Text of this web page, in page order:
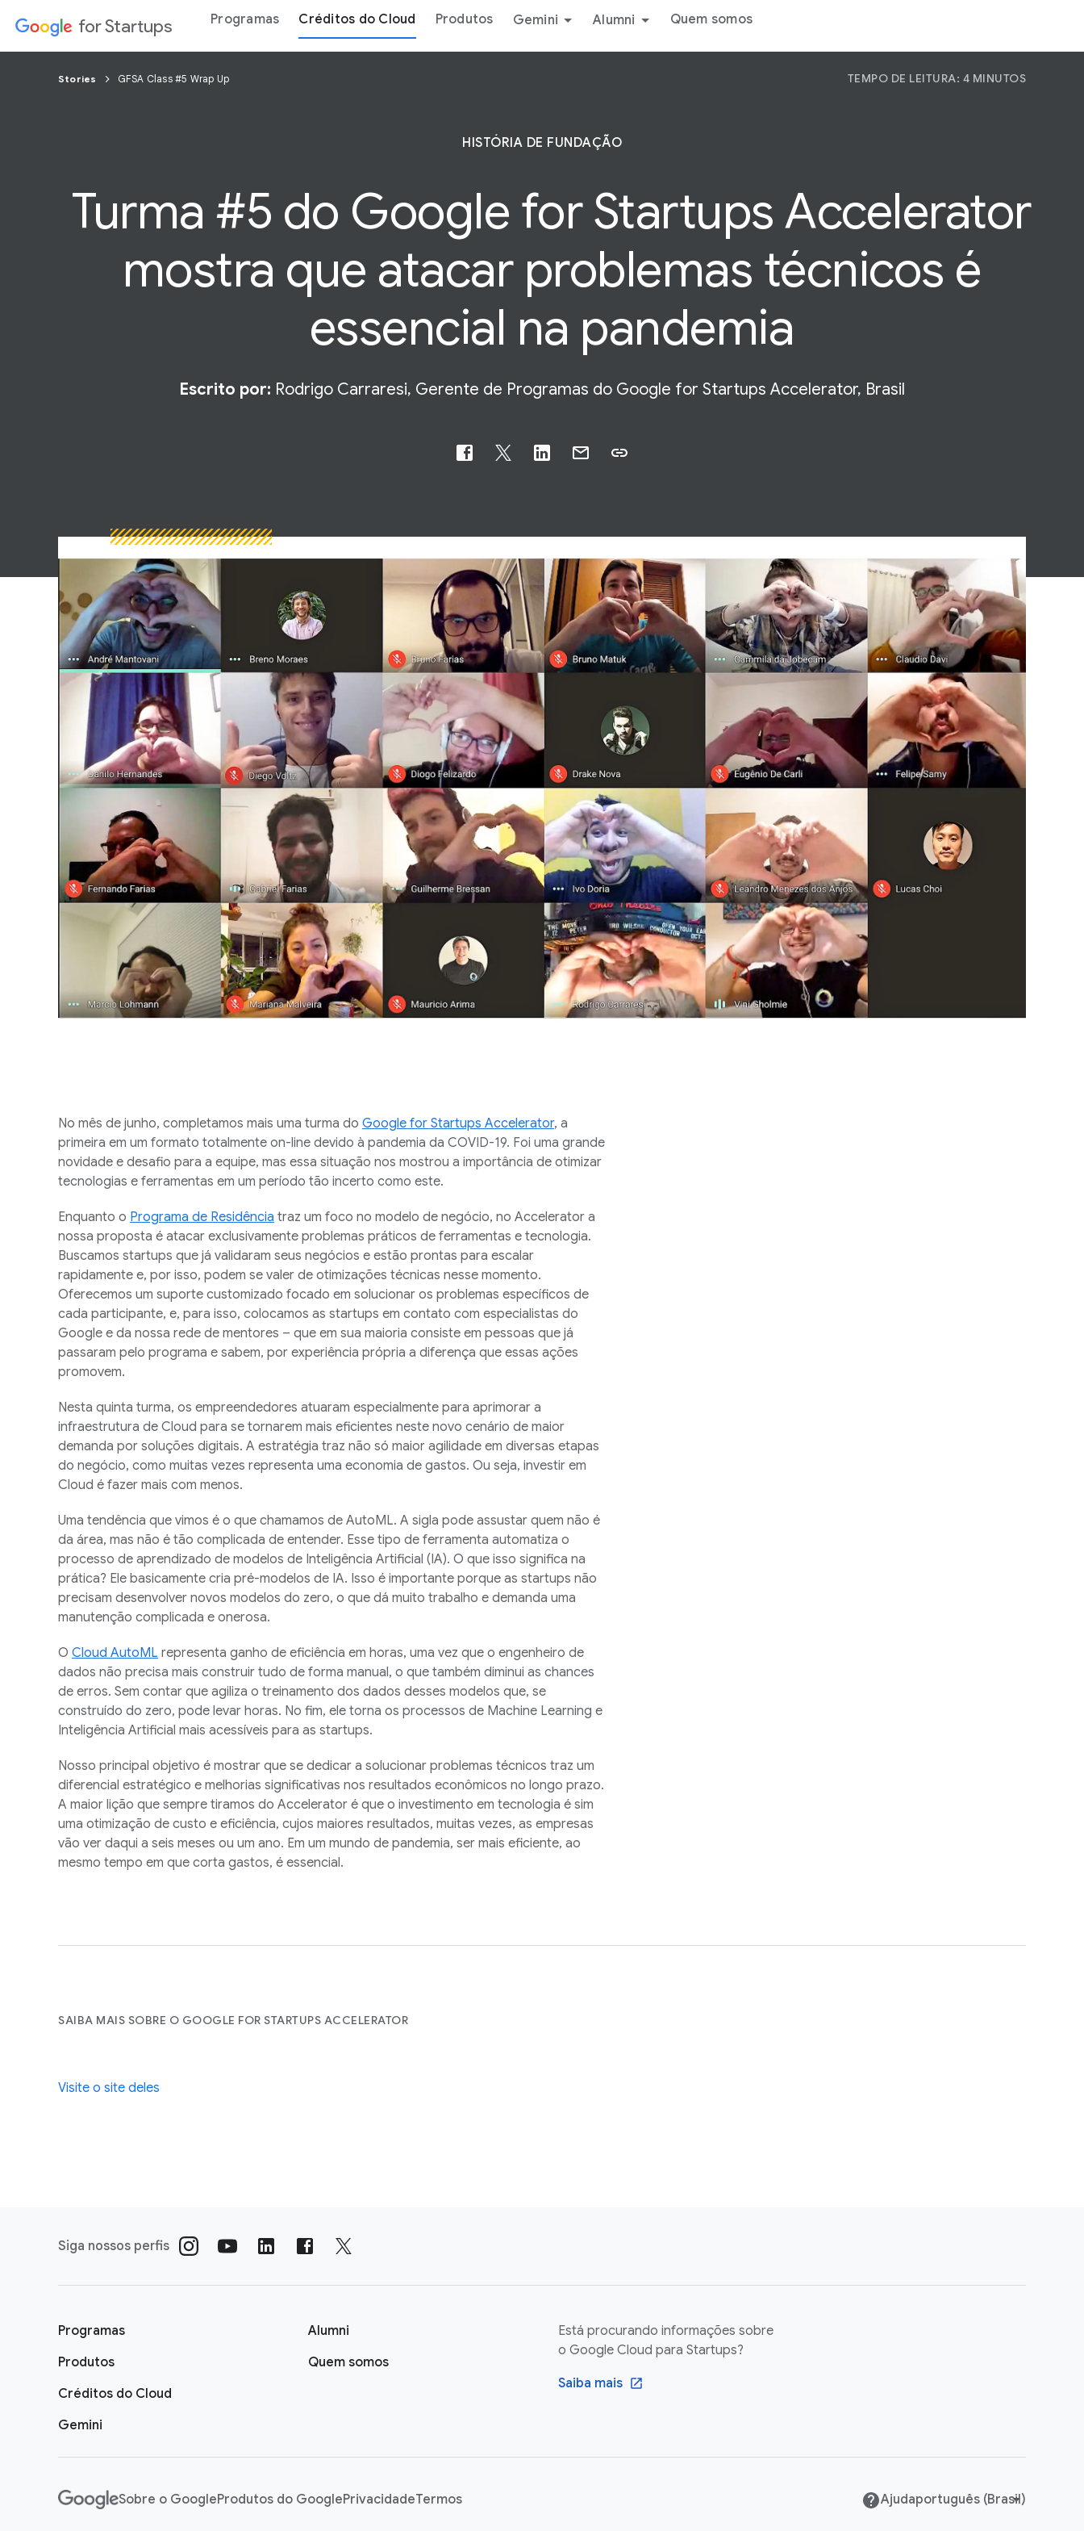
for Startups Programas Créditos do Cloud Produtos Gemini Alumni Quem somos
Stories GFSA Class #5 Wrap Up TEMPO DE LEITURA: 4 MINUTOS
HISTÓRIA DE FUNDAÇÃO
Turma #5 do Google for Startups Accelerator
mostra que atacar problemas técnicos é
essencial na pandemia
Escrito por: Rodrigo Carraresi, Gerente de Programas do Google for Startups Accelerator, Brasil
No mês de junho, completamos mais uma turma do Google for Startups Accelerator, a
primeira em um formato totalmente on-line devido à pandemia da COVID-19. Foi uma grande
novidade e desafio para a equipe, mas essa situação nos mostrou a importância de otimizar
tecnologias e ferramentas em um período tão incerto como este.
Enquanto o Programa de Residência traz um foco no modelo de negócio, no Accelerator a
nossa proposta é atacar exclusivamente problemas práticos de ferramentas e tecnologia.
Buscamos startups que já validaram seus negócios e estão prontas para escalar
rapidamente e, por isso, podem se valer de otimizações técnicas nesse momento.
Oferecemos um suporte customizado focado em solucionar os problemas específicos de
cada participante, e, para isso, colocamos as startups em contato com especialistas do
Google e da nossa rede de mentores – que em sua maioria consiste em pessoas que já
passaram pelo programa e sabem, por experiência própria a diferença que essas ações
promovem.
Nesta quinta turma, os empreendedores atuaram especialmente para aprimorar a
infraestrutura de Cloud para se tornarem mais eficientes neste novo cenário de maior
demanda por soluções digitais. A estratégia traz não só maior agilidade em diversas etapas
do negócio, como muitas vezes representa uma economia de gastos. Ou seja, investir em
Cloud é fazer mais com menos.
Uma tendência que vimos é o que chamamos de AutoML. A sigla pode assustar quem não é
da área, mas não é tão complicada de entender. Esse tipo de ferramenta automatiza o
processo de aprendizado de modelos de Inteligência Artificial (IA). O que isso significa na
prática? Ele basicamente cria pré-modelos de IA. Isso é importante porque as startups não
precisam desenvolver novos modelos do zero, o que dá muito trabalho e demanda uma
manutenção complicada e onerosa.
O Cloud AutoML representa ganho de eficiência em horas, uma vez que o engenheiro de
dados não precisa mais construir tudo de forma manual, o que também diminui as chances
de erros. Sem contar que agiliza o treinamento dos dados desses modelos que, se
construído do zero, pode levar horas. No fim, ele torna os processos de Machine Learning e
Inteligência Artificial mais acessíveis para as startups.
Nosso principal objetivo é mostrar que se dedicar a solucionar problemas técnicos traz um
diferencial estratégico e melhorias significativas nos resultados econômicos no longo prazo.
A maior lição que sempre tiramos do Accelerator é que o investimento em tecnologia é sim
uma otimização de custo e eficiência, cujos maiores resultados, muitas vezes, as empresas
vão ver daqui a seis meses ou um ano. Em um mundo de pandemia, ser mais eficiente, ao
mesmo tempo em que corta gastos, é essencial.
SAIBA MAIS SOBRE O GOOGLE FOR STARTUPS ACCELERATOR
Visite o site deles
Siga nossos perfis
Programas
Produtos
Créditos do Cloud
Gemini
Alumni
Quem somos
Está procurando informações sobre
o Google Cloud para Startups?
Saiba mais
Sobre o GoogleProdutos do GooglePrivacidadeTermos Ajuda